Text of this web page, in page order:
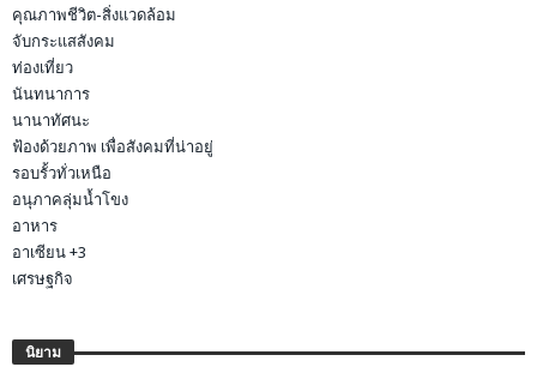
คุณภาพชีวิต-สิ่งแวดล้อม
จับกระแสสังคม
ท่องเที่ยว
นันทนาการ
นานาทัศนะ
ฟ้องด้วยภาพ เพื่อสังคมที่น่าอยู่
รอบรั้วทั่วเหนือ
อนุภาคลุ่มน้ำโขง
อาหาร
อาเซียน +3
เศรษฐกิจ
นิยาม